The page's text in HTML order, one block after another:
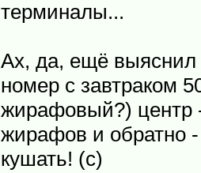
терминалы...
Ах, да, ещё выяснил
номер с завтраком
жирафовый?) центр
жирафов и обратно
кушать! (с)